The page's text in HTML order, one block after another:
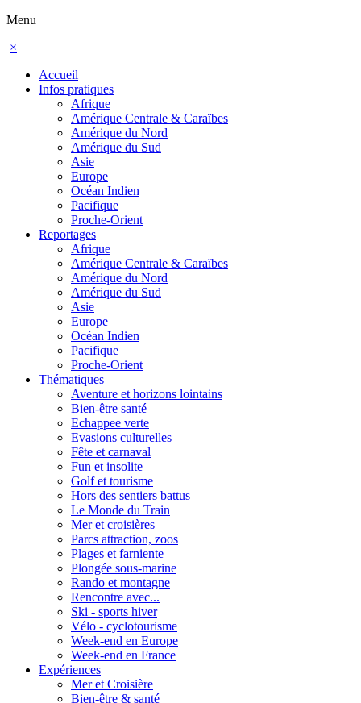
Menu
×
Accueil
Infos pratiques
Afrique
Amérique Centrale & Caraïbes
Amérique du Nord
Amérique du Sud
Asie
Europe
Océan Indien
Pacifique
Proche-Orient
Reportages
Afrique
Amérique Centrale & Caraïbes
Amérique du Nord
Amérique du Sud
Asie
Europe
Océan Indien
Pacifique
Proche-Orient
Thématiques
Aventure et horizons lointains
Bien-être santé
Echappee verte
Evasions culturelles
Fête et carnaval
Fun et insolite
Golf et tourisme
Hors des sentiers battus
Le Monde du Train
Mer et croisières
Parcs attraction, zoos
Plages et farniente
Plongée sous-marine
Rando et montagne
Rencontre avec...
Ski - sports hiver
Vélo - cyclotourisme
Week-end en Europe
Week-end en France
Expériences
Mer et Croisière
Bien-être & santé